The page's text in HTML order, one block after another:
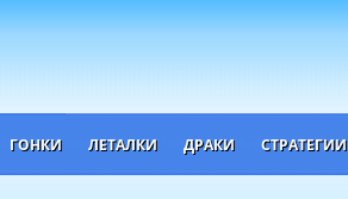
ГОНКИ ЛЕТАЛКИ ДРАКИ СТРАТЕГИИ